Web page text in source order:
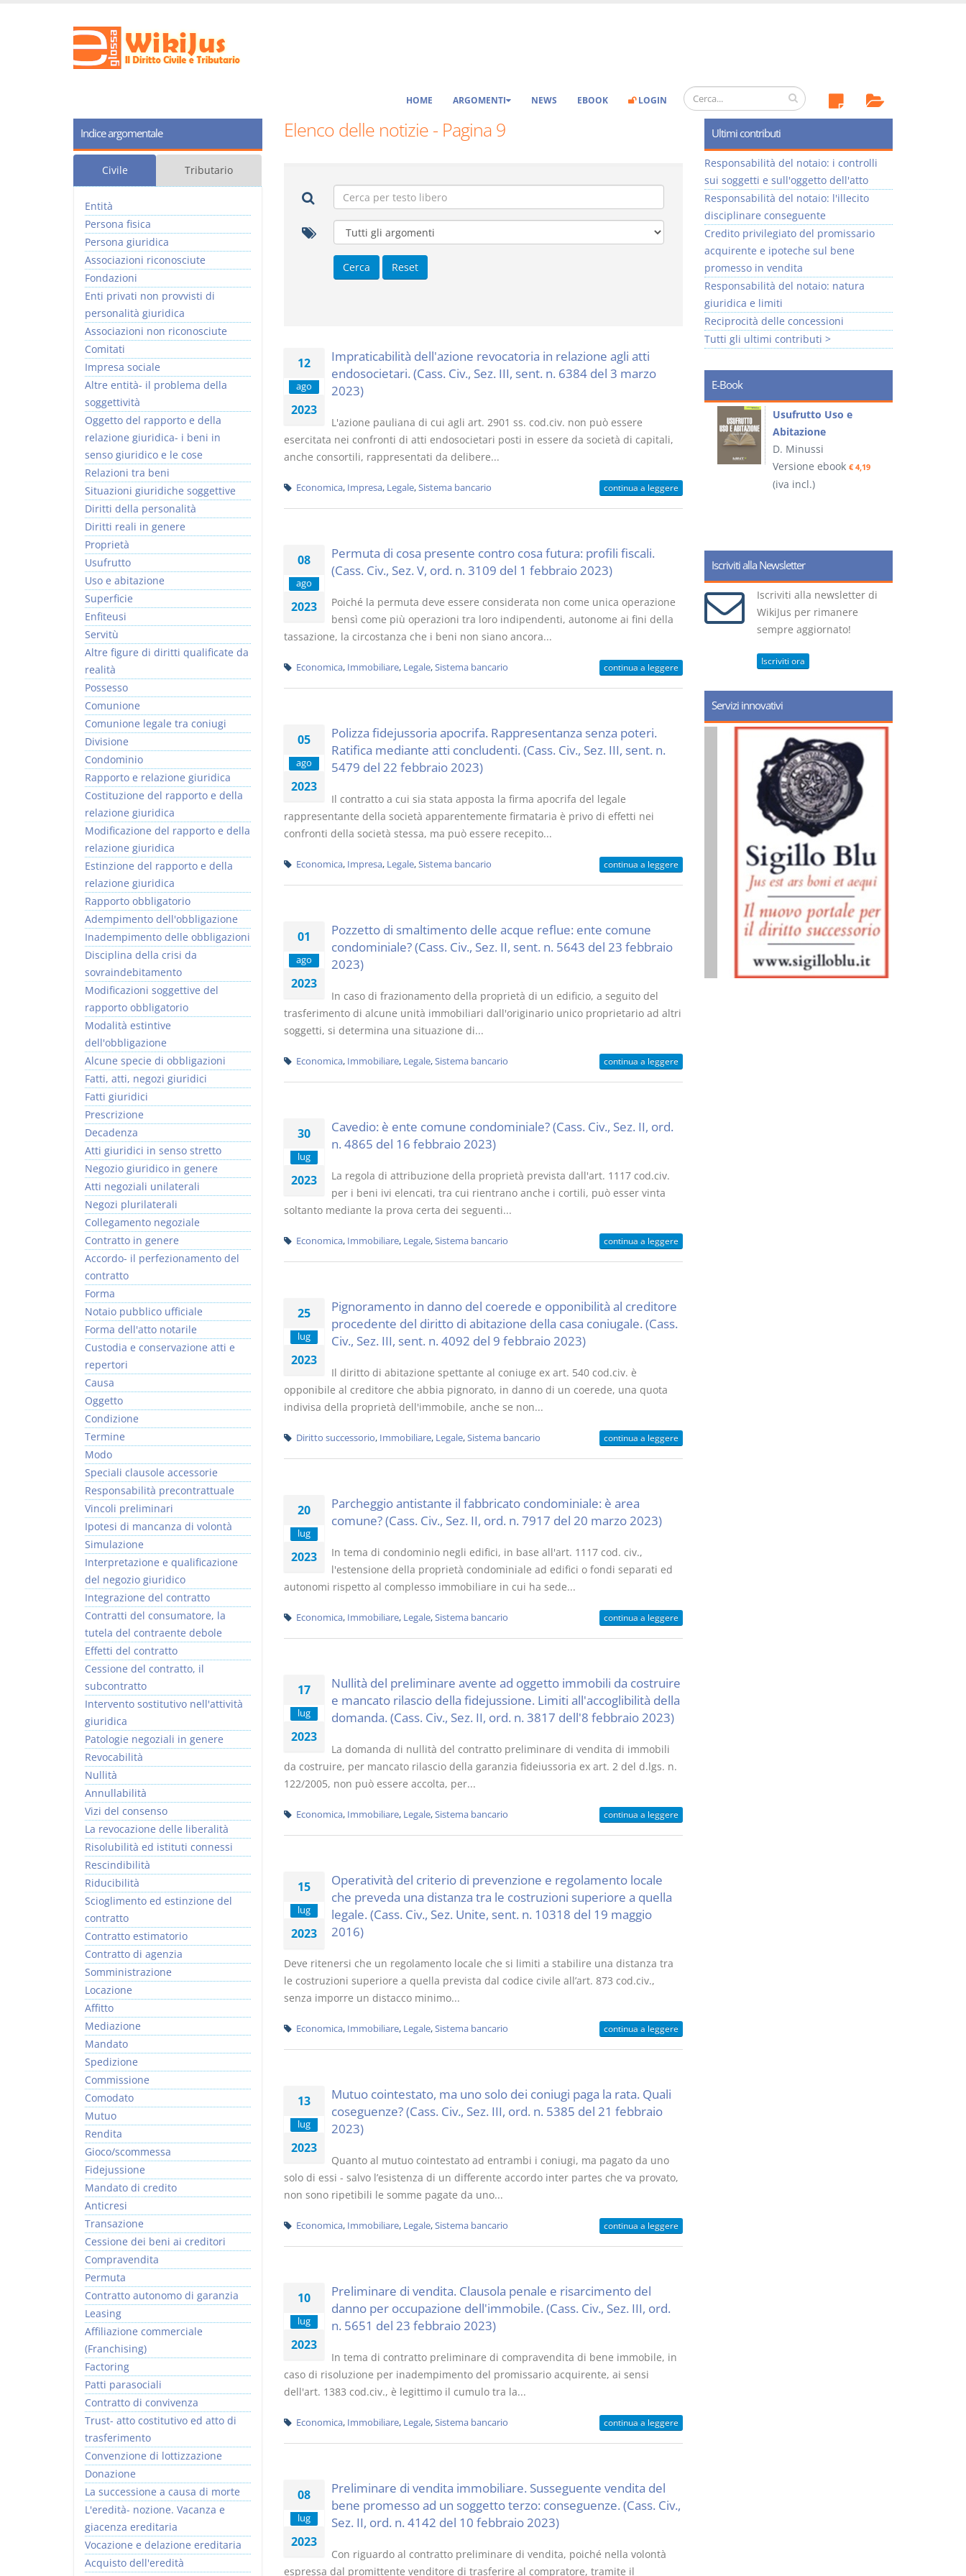
HOME ARGOMENTI NEWS EBOOK LOGIN
Elenco delle notizie - Pagina 9
12
ago
2023
Impraticabilità dell'azione revocatoria in relazione agli atti
endosocietari. (Cass. Civ., Sez. III, sent. n. 6384 del 3 marzo
2023)
L'azione pauliana di cui agli art. 2901 ss. cod.civ. non può essere
esercitata nei confronti di atti endosocietari posti in essere da società di capitali,
anche consortili, rappresentati da delibere...
Economica, Impresa, Legale,Sistema bancario continua a leggere
08
ago
2023
Permuta di cosa presente contro cosa futura: profili fiscali.
(Cass. Civ., Sez. V, ord. n. 3109 del 1 febbraio 2023)
Poiché la permuta deve essere considerata non come unica operazione
bensì come più operazioni tra loro indipendenti, autonome ai fini della
tassazione, la circostanza che i beni non siano ancora...
Economica, Immobiliare, Legale,Sistema bancario continua a leggere
05
ago
2023
Polizza fidejussoria apocrifa. Rappresentanza senza poteri.
Ratifica mediante atti concludenti. (Cass. Civ., Sez. III, sent. n.
5479 del 22 febbraio 2023)
Il contratto a cui sia stata apposta la firma apocrifa del legale
rappresentante della società apparentemente firmataria è privo di effetti nei
confronti della società stessa, ma può essere recepito...
Economica, Impresa, Legale,Sistema bancario continua a leggere
01
ago
2023
Pozzetto di smaltimento delle acque reflue: ente comune
condominiale? (Cass. Civ., Sez. II, sent. n. 5643 del 23 febbraio
2023)
In caso di frazionamento della proprietà di un edificio, a seguito del
trasferimento di alcune unità immobiliari dall'originario unico proprietario ad altri
soggetti, si determina una situazione di...
Economica, Immobiliare, Legale,Sistema bancario continua a leggere
30
lug
2023
Cavedio: è ente comune condominiale? (Cass. Civ., Sez. II, ord.
n. 4865 del 16 febbraio 2023)
La regola di attribuzione della proprietà prevista dall'art. 1117 cod.civ.
per i beni ivi elencati, tra cui rientrano anche i cortili, può esser vinta
soltanto mediante la prova certa dei seguenti...
Economica, Immobiliare, Legale,Sistema bancario continua a leggere
25
lug
2023
Pignoramento in danno del coerede e opponibilità al creditore
procedente del diritto di abitazione della casa coniugale. (Cass.
Civ., Sez. III, sent. n. 4092 del 9 febbraio 2023)
Il diritto di abitazione spettante al coniuge ex art. 540 cod.civ. è
opponibile al creditore che abbia pignorato, in danno di un coerede, una quota
indivisa della proprietà dell'immobile, anche se non...
Diritto successorio, Immobiliare, Legale,Sistema bancario continua a leggere
20
lug
2023
Parcheggio antistante il fabbricato condominiale: è area
comune? (Cass. Civ., Sez. II, ord. n. 7917 del 20 marzo 2023)
In tema di condominio negli edifici, in base all'art. 1117 cod. civ.,
l'estensione della proprietà condominiale ad edifici o fondi separati ed
autonomi rispetto al complesso immobiliare in cui ha sede...
Economica, Immobiliare, Legale,Sistema bancario continua a leggere
17
lug
2023
Nullità del preliminare avente ad oggetto immobili da costruire
e mancato rilascio della fidejussione. Limiti all'accoglibilità della
domanda. (Cass. Civ., Sez. II, ord. n. 3817 dell'8 febbraio 2023)
La domanda di nullità del contratto preliminare di vendita di immobili
da costruire, per mancato rilascio della garanzia fideiussoria ex art. 2 del d.lgs. n.
122/2005, non può essere accolta, per...
Economica, Immobiliare, Legale,Sistema bancario continua a leggere
15
lug
2023
Operatività del criterio di prevenzione e regolamento locale
che preveda una distanza tra le costruzioni superiore a quella
legale. (Cass. Civ., Sez. Unite, sent. n. 10318 del 19 maggio
2016)
Deve ritenersi che un regolamento locale che si limiti a stabilire una distanza tra
le costruzioni superiore a quella prevista dal codice civile all’art. 873 cod.civ.,
senza imporre un distacco minimo...
Economica, Immobiliare, Legale,Sistema bancario continua a leggere
13
lug
2023
Mutuo cointestato, ma uno solo dei coniugi paga la rata. Quali
coseguenze? (Cass. Civ., Sez. III, ord. n. 5385 del 21 febbraio
2023)
Quanto al mutuo cointestato ad entrambi i coniugi, ma pagato da uno
solo di essi - salvo l’esistenza di un differente accordo inter partes che va provato,
non sono ripetibili le somme pagate da uno...
Economica, Immobiliare, Legale,Sistema bancario continua a leggere
10
lug
2023
Preliminare di vendita. Clausola penale e risarcimento del
danno per occupazione dell'immobile. (Cass. Civ., Sez. III, ord.
n. 5651 del 23 febbraio 2023)
In tema di contratto preliminare di compravendita di bene immobile, in
caso di risoluzione per inadempimento del promissario acquirente, ai sensi
dell'art. 1383 cod.civ., è legittimo il cumulo tra la...
Economica, Immobiliare, Legale,Sistema bancario continua a leggere
08
lug
2023
Preliminare di vendita immobiliare. Susseguente vendita del
bene promesso ad un soggetto terzo: conseguenze. (Cass. Civ.,
Sez. II, ord. n. 4142 del 10 febbraio 2023)
Con riguardo al contratto preliminare di vendita, poiché nella volontà
espressa dal promittente venditore di trasferire al compratore, tramite il
Indice argomentale
Civile Tributario
Entità
Persona fisica
Persona giuridica
Associazioni riconosciute
Fondazioni
Enti privati non provvisti di
personalità giuridica
Associazioni non riconosciute
Comitati
Impresa sociale
Altre entità- il problema della
soggettività
Oggetto del rapporto e della
relazione giuridica- i beni in
senso giuridico e le cose
Relazioni tra beni
Situazioni giuridiche soggettive
Diritti della personalità
Diritti reali in genere
Proprietà
Usufrutto
Uso e abitazione
Superficie
Enfiteusi
Servitù
Altre figure di diritti qualificate da
realità
Possesso
Comunione
Comunione legale tra coniugi
Divisione
Condominio
Rapporto e relazione giuridica
Costituzione del rapporto e della
relazione giuridica
Modificazione del rapporto e della
relazione giuridica
Estinzione del rapporto e della
relazione giuridica
Rapporto obbligatorio
Adempimento dell'obbligazione
Inadempimento delle obbligazioni
Disciplina della crisi da
sovraindebitamento
Modificazioni soggettive del
rapporto obbligatorio
Modalità estintive
dell'obbligazione
Alcune specie di obbligazioni
Fatti, atti, negozi giuridici
Fatti giuridici
Prescrizione
Decadenza
Atti giuridici in senso stretto
Negozio giuridico in genere
Atti negoziali unilaterali
Negozi plurilaterali
Collegamento negoziale
Contratto in genere
Accordo- il perfezionamento del
contratto
Forma
Notaio pubblico ufficiale
Forma dell'atto notarile
Custodia e conservazione atti e
repertori
Causa
Oggetto
Condizione
Termine
Modo
Speciali clausole accessorie
Responsabilità precontrattuale
Vincoli preliminari
Ipotesi di mancanza di volontà
Simulazione
Interpretazione e qualificazione
del negozio giuridico
Integrazione del contratto
Contratti del consumatore, la
tutela del contraente debole
Effetti del contratto
Cessione del contratto, il
subcontratto
Intervento sostitutivo nell'attività
giuridica
Patologie negoziali in genere
Revocabilità
Nullità
Annullabilità
Vizi del consenso
La revocazione delle liberalità
Risolubilità ed istituti connessi
Rescindibilità
Riducibilità
Scioglimento ed estinzione del
contratto
Contratto estimatorio
Contratto di agenzia
Somministrazione
Locazione
Affitto
Mediazione
Mandato
Spedizione
Commissione
Comodato
Mutuo
Rendita
Gioco/scommessa
Fidejussione
Mandato di credito
Anticresi
Transazione
Cessione dei beni ai creditori
Compravendita
Permuta
Contratto autonomo di garanzia
Leasing
Affiliazione commerciale
(Franchising)
Factoring
Patti parasociali
Contratto di convivenza
Trust- atto costitutivo ed atto di
trasferimento
Convenzione di lottizzazione
Donazione
La successione a causa di morte
L'eredità- nozione. Vacanza e
giacenza ereditaria
Vocazione e delazione ereditaria
Acquisto dell'eredità
Ultimi contributi
Responsabilità del notaio: i controlli
sui soggetti e sull'oggetto dell'atto
Responsabilità del notaio: l'illecito
disciplinare conseguente
Credito privilegiato del promissario
acquirente e ipoteche sul bene
promesso in vendita
Responsabilità del notaio: natura
giuridica e limiti
Reciprocità delle concessioni
Tutti gli ultimi contributi >
E-Book
(iva incl.)
Usufrutto Uso e
Abitazione
D. Minussi
Versione ebook € 4,19
(iva incl.)
Iscriviti alla Newsletter
Iscriviti alla newsletter di
WikiJus per rimanere
sempre aggiornato!
Iscriviti ora
Servizi innovativi